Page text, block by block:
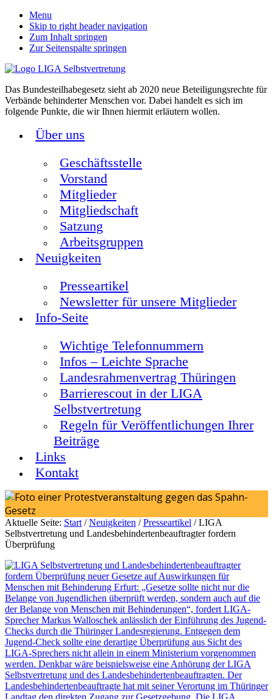
Menu
Skip to right header navigation
Zum Inhalt springen
Zur Seitenspalte springen
Das Bundesteilhabegesetz sieht ab 2020 neue Beteiligungsrechte für
Verbände behinderter Menschen vor. Dabei handelt es sich im
folgende Punkte, die wir Ihnen hiermit erläutern wollen.
Über uns
Geschäftsstelle
Vorstand
Mitglieder
Mitgliedschaft
Satzung
Arbeitsgruppen
Neuigkeiten
Presseartikel
Newsletter für unsere Mitglieder
Info-Seite
Wichtige Telefonnummern
Infos – Leichte Sprache
Landesrahmenvertrag Thüringen
Barrierescout in der LIGA
Selbstvertretung
Regeln für Veröffentlichungen Ihrer
Beiträge
Links
Kontakt
Aktuelle Seite: Start / Neuigkeiten / Presseartikel /LIGA
Selbstvertretung und Landesbehindertenbeauftragter fordern
Überprüfung